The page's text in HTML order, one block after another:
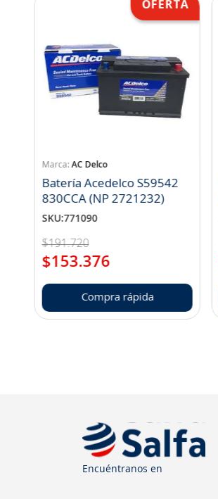
AC Delco
Batería Acedelco S59542
830CCA (NP 2721232)
SKU:771090
$191.720
$153.376
Compra rápida
Encuéntranos en